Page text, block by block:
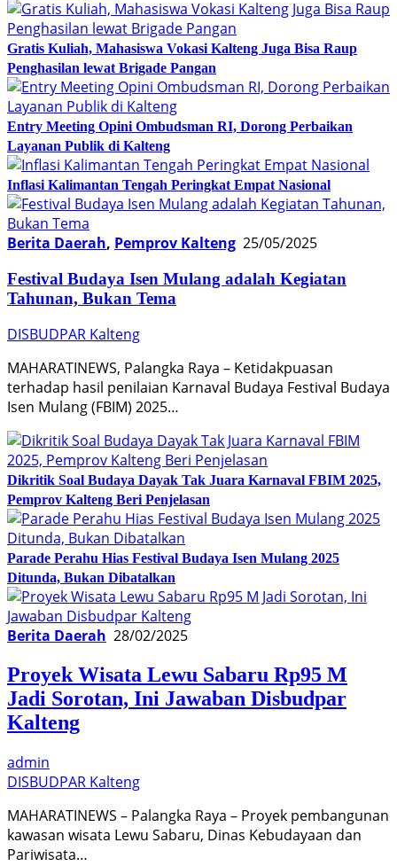
Gratis Kuliah, Mahasiswa Vokasi Kalteng Juga Bisa Raup
Penghasilan lewat Brigade Pangan
Entry Meeting Opini Ombudsman RI, Dorong Perbaikan
Layanan Publik di Kalteng
Inflasi Kalimantan Tengah Peringkat Empat Nasional
Berita Daerah, Pemprov Kalteng 25/05/2025
Festival Budaya Isen Mulang adalah Kegiatan
Tahunan, Bukan Tema
DISBUDPAR Kalteng
MAHARATINEWS, Palangka Raya – Ketidakpuasan
terhadap hasil penilaian Karnaval Budaya Festival Budaya
Isen Mulang (FBIM) 2025…
Dikritik Soal Budaya Dayak Tak Juara Karnaval FBIM 2025,
Pemprov Kalteng Beri Penjelasan
Parade Perahu Hias Festival Budaya Isen Mulang 2025
Ditunda, Bukan Dibatalkan
Berita Daerah 28/02/2025
Proyek Wisata Lewu Sabaru Rp95 M
Jadi Sorotan, Ini Jawaban Disbudpar
Kalteng
admin
DISBUDPAR Kalteng
MAHARATINEWS – Palangka Raya – Proyek pembangunan
kawasan wisata Lewu Sabaru, Dinas Kebudayaan dan
Pariwisata…